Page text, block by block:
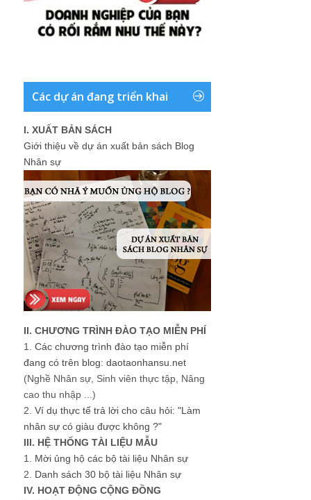
Các dự án đang triển khai
I. XUẤT BẢN SÁCH
Giới thiệu về dự án xuất bản sách Blog
Nhân sự
II. CHƯƠNG TRÌNH ĐÀO TẠO MIỄN PHÍ
1. Các chương trình đào tạo miễn phí
đang có trên blog: daotaonhansu.net
(Nghề Nhân sự, Sinh viên thực tập, Nâng
cao thu nhập ...)
2. Ví dụ thực tế trả lời cho câu hỏi: "Làm
nhân sự có giàu được không ?"
III. HỆ THỐNG TÀI LIỆU MẪU
1. Mời ủng hộ các bộ tài liệu Nhân sự
2. Danh sách 30 bộ tài liệu Nhân sự
IV. HOẠT ĐỘNG CỘNG ĐỒNG